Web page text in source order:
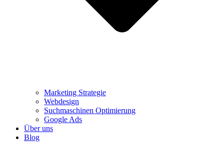
Marketing Strategie
Webdesign
Suchmaschinen Optimierung
Google Ads
Über uns
Blog